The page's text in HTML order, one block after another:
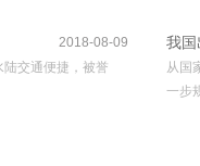
2018-08-09
交通便捷，被誉
我国
从国
一步